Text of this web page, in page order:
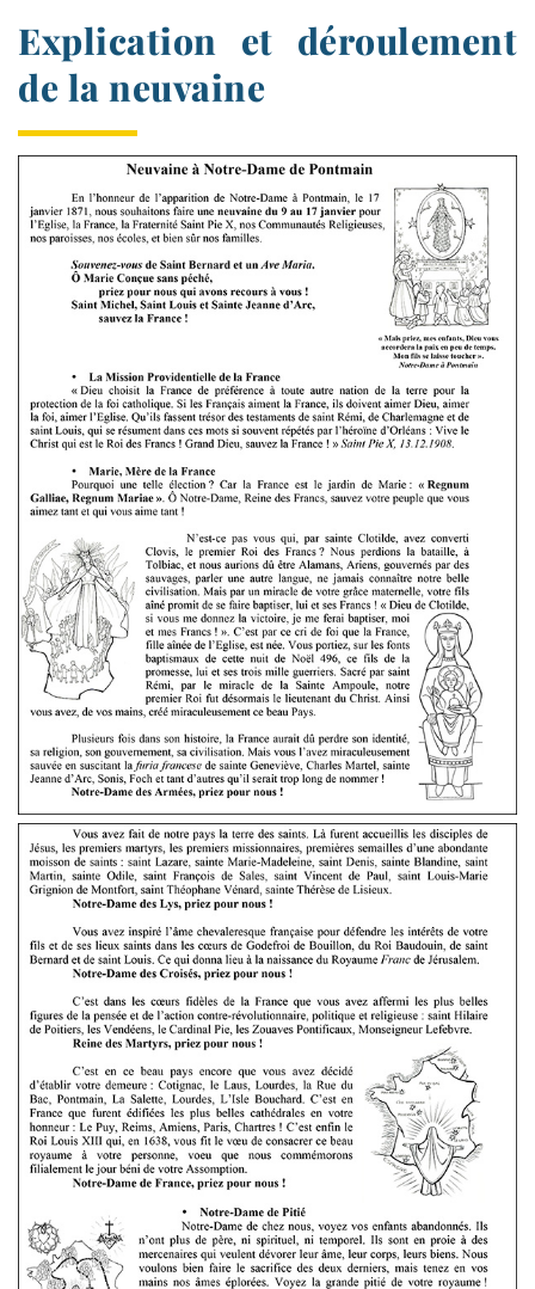
Explication et déroulement
de la neuvaine